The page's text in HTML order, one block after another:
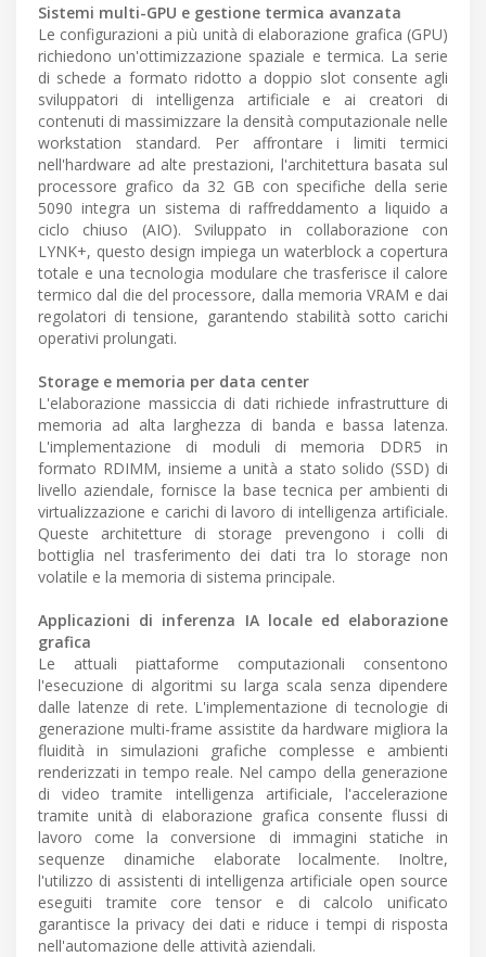
Sistemi multi-GPU e gestione termica avanzata
Le configurazioni a più unità di elaborazione grafica (GPU)
richiedono un'ottimizzazione spaziale e termica. La serie
di schede a formato ridotto a doppio slot consente agli
sviluppatori di intelligenza artificiale e ai creatori di
contenuti di massimizzare la densità computazionale nelle
workstation standard. Per affrontare i limiti termici
nell'hardware ad alte prestazioni, l'architettura basata sul
processore grafico da 32 GB con specifiche della serie
5090 integra un sistema di raffreddamento a liquido a
ciclo chiuso (AIO). Sviluppato in collaborazione con
LYNK+, questo design impiega un waterblock a copertura
totale e una tecnologia modulare che trasferisce il calore
termico dal die del processore, dalla memoria VRAM e dai
regolatori di tensione, garantendo stabilità sotto carichi
operativi prolungati.
Storage e memoria per data center
L'elaborazione massiccia di dati richiede infrastrutture di
memoria ad alta larghezza di banda e bassa latenza.
L'implementazione di moduli di memoria DDR5 in
formato RDIMM, insieme a unità a stato solido (SSD) di
livello aziendale, fornisce la base tecnica per ambienti di
virtualizzazione e carichi di lavoro di intelligenza artificiale.
Queste architetture di storage prevengono i colli di
bottiglia nel trasferimento dei dati tra lo storage non
volatile e la memoria di sistema principale.
Applicazioni di inferenza IA locale ed elaborazione
grafica
Le attuali piattaforme computazionali consentono
l'esecuzione di algoritmi su larga scala senza dipendere
dalle latenze di rete. L'implementazione di tecnologie di
generazione multi-frame assistite da hardware migliora la
fluidità in simulazioni grafiche complesse e ambienti
renderizzati in tempo reale. Nel campo della generazione
di video tramite intelligenza artificiale, l'accelerazione
tramite unità di elaborazione grafica consente flussi di
lavoro come la conversione di immagini statiche in
sequenze dinamiche elaborate localmente. Inoltre,
l'utilizzo di assistenti di intelligenza artificiale open source
eseguiti tramite core tensor e di calcolo unificato
garantisce la privacy dei dati e riduce i tempi di risposta
nell'automazione delle attività aziendali.